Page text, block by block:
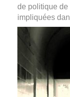
de politique de
impliquées